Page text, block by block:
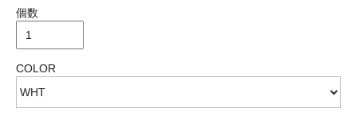
個数
COLOR